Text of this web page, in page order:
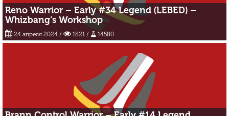
Reno Warrior – Early #34 Legend (LEBED) –
Whizbang’s Workshop
24 апреля 2024 / 1821 / 14580